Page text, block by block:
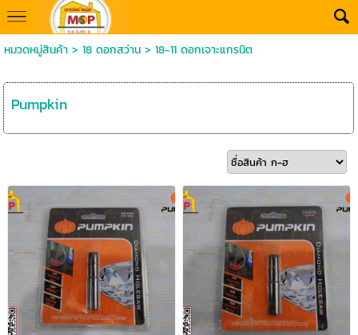
หมวดหมู่สินค้า> 18 ดอกสว่าน> 18-11 ดอกเจาะแกรนิต
Pumpkin